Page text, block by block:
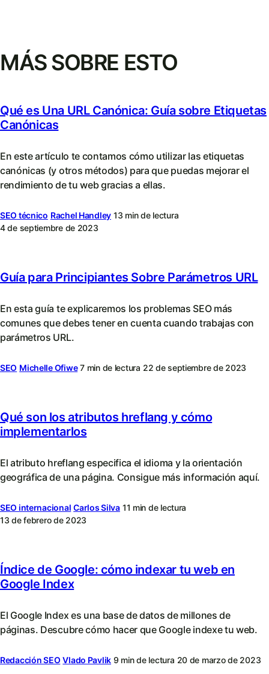
MÁS SOBRE ESTO
Qué es Una URL Canónica: Guía sobre Etiquetas
Canónicas
En este artículo te contamos cómo utilizar las etiquetas
canónicas (y otros métodos) para que puedas mejorar el
rendimiento de tu web gracias a ellas.
SEO técnico Rachel Handley 13 min de lectura
4 de septiembre de 2023
Guía para Principiantes Sobre Parámetros URL
En esta guía te explicaremos los problemas SEO más
comunes que debes tener en cuenta cuando trabajas con
parámetros URL.
SEO Michelle Ofiwe 7 min de lectura 22 de septiembre de 2023
Qué son los atributos hreflang y cómo
implementarlos
El atributo hreflang especifica el idioma y la orientación
geográfica de una página. Consigue más información aquí.
SEO internacional Carlos Silva 11 min de lectura
13 de febrero de 2023
Índice de Google: cómo indexar tu web en
Google Index
El Google Index es una base de datos de millones de
páginas. Descubre cómo hacer que Google indexe tu web.
Redacción SEO Vlado Pavlik 9 min de lectura 20 de marzo de 2023